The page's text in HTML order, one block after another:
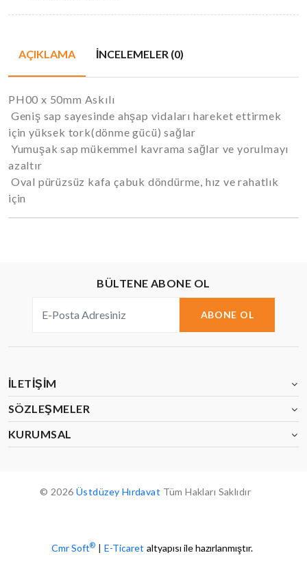
AÇIKLAMA İNCELEMELER (0)
PH00 x 50mm Askılı
Geniş sap sayesinde ahşap vidaları hareket ettirmek
için yüksek tork(dönme gücü) sağlar
Yumuşak sap mükemmel kavrama sağlar ve yorulmayı
azaltır
Oval pürüzsüz kafa çabuk döndürme, hız ve rahatlık
için
BÜLTENE ABONE OL
ABONE OL
İLETIŞIM
SÖZLEŞMELER
KURUMSAL
© 2026 Üstdüzey Hırdavat Tüm Hakları Saklıdır
Cmr Soft® | E-Ticaret altyapısı ile hazırlanmıştır.